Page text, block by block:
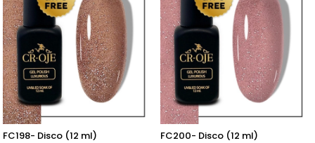
FC198- Disco (12 ml) FC200- Disco (12 ml)